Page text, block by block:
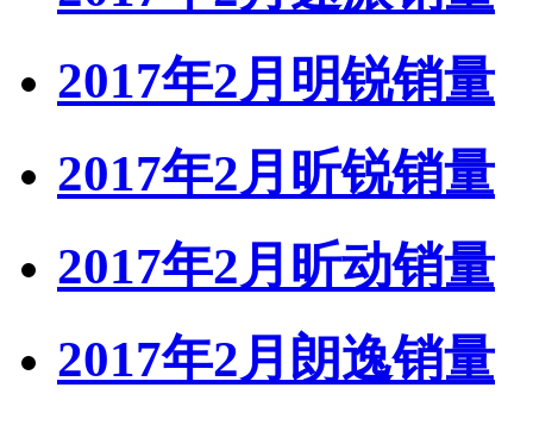
2017年2月明锐销量
2017年2月昕锐销量
2017年2月昕动销量
2017年2月朗逸销量